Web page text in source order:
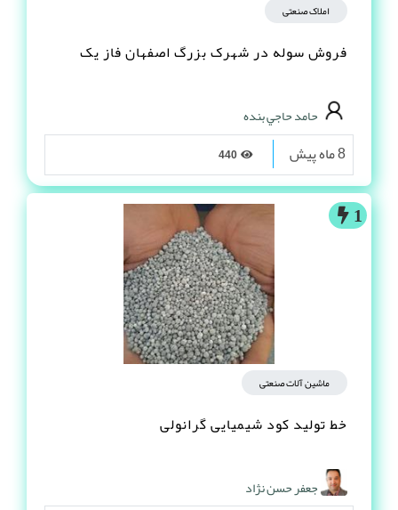
املاک صنعتی
فروش سوله در شهرک بزرگ اصفهان فاز یک
حامد حاجي بنده
8 ماه پیش
1
ماشین آلات صنعتی
خط تولید کود شیمیایی گرانولی
جعفر حسن نژاد